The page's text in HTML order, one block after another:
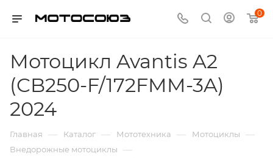
0
Мотоцикл Avantis A2
(CB250-F/172FMM-3A)
2024
Главная — Каталог — Мототехника — Мотоциклы —
Внедорожные мотоциклы —